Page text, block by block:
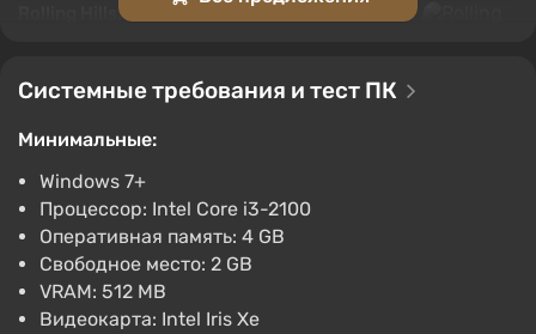
Rolling Hills: Make Sushi, Make Friends Xbox
ggsel 4.2 463 отзыва Поддержка на VGTimes
Системные требования и тест ПК
Минимальные:
Windows 7+
Процессор: Intel Core i3-2100
Оперативная память: 4 GB
Свободное место: 2 GB
VRAM: 512 MB
Видеокарта: Intel Iris Xe